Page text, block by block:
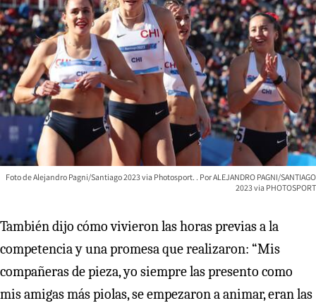
Foto de Alejandro Pagni/Santiago 2023 via Photosport.
ALEJANDRO PAGNI/SANTIAGO
2023 via PHOTOSPORT
También dijo cómo vivieron las horas previas a la
competencia y una promesa que realizaron: “Mis
compañeras de pieza, yo siempre las presento como
mis amigas más piolas, se empezaron a animar, eran las